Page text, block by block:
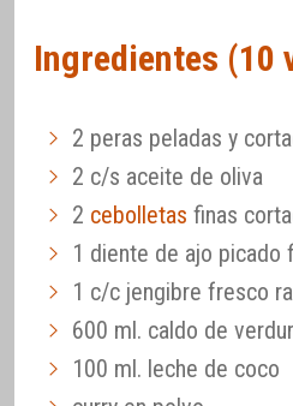
Ingredientes (10
2 peras peladas y
2 c/s aceite de oliva
2 cebolletas finas
1 diente de ajo picado
1 c/c jengibre fresco
600 ml. caldo de
100 ml. leche de coco